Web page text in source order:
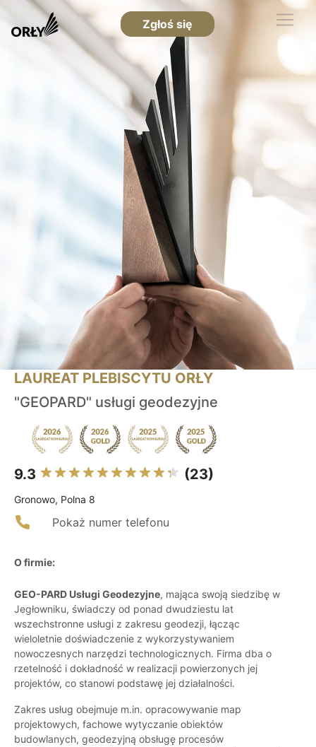
Zgłoś się
LAUREAT PLEBISCYTU ORŁY
"GEOPARD" usługi geodezyjne
9.3 (23)
Gronowo, Polna 8
Pokaż numer telefonu
O firmie:
GEO-PARD Usługi Geodezyjne, mająca swoją siedzibę w
Jegłowniku, świadczy od ponad dwudziestu lat
wszechstronne usługi z zakresu geodezji, łącząc
wieloletnie doświadczenie z wykorzystywaniem
nowoczesnych narzędzi technologicznych. Firma dba o
rzetelność i dokładność w realizacji powierzonych jej
projektów, co stanowi podstawę jej działalności.
Zakres usług obejmuje m.in. opracowywanie map
projektowych, fachowe wytyczanie obiektów
budowlanych, geodezyjną obsługę procesów